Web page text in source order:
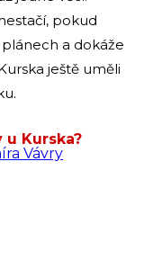
pokud
a dokáže
ještě uměli
Kurska?
Vávry